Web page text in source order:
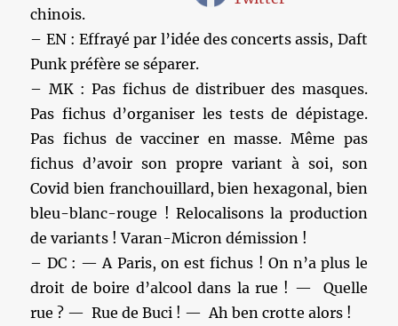
chinois.
– EN : Effrayé par l’idée des concerts assis, Daft
Punk préfère se séparer.
– MK : Pas fichus de distribuer des masques.
Pas fichus d’organiser les tests de dépistage.
Pas fichus de vacciner en masse. Même pas
fichus d’avoir son propre variant à soi, son
Covid bien franchouillard, bien hexagonal, bien
bleu-blanc-rouge ! Relocalisons la production
de variants ! Varan-Micron démission !
– DC : — A Paris, on est fichus ! On n’a plus le
droit de boire d’alcool dans la rue ! — Quelle
rue ? — Rue de Buci ! — Ah ben crotte alors !